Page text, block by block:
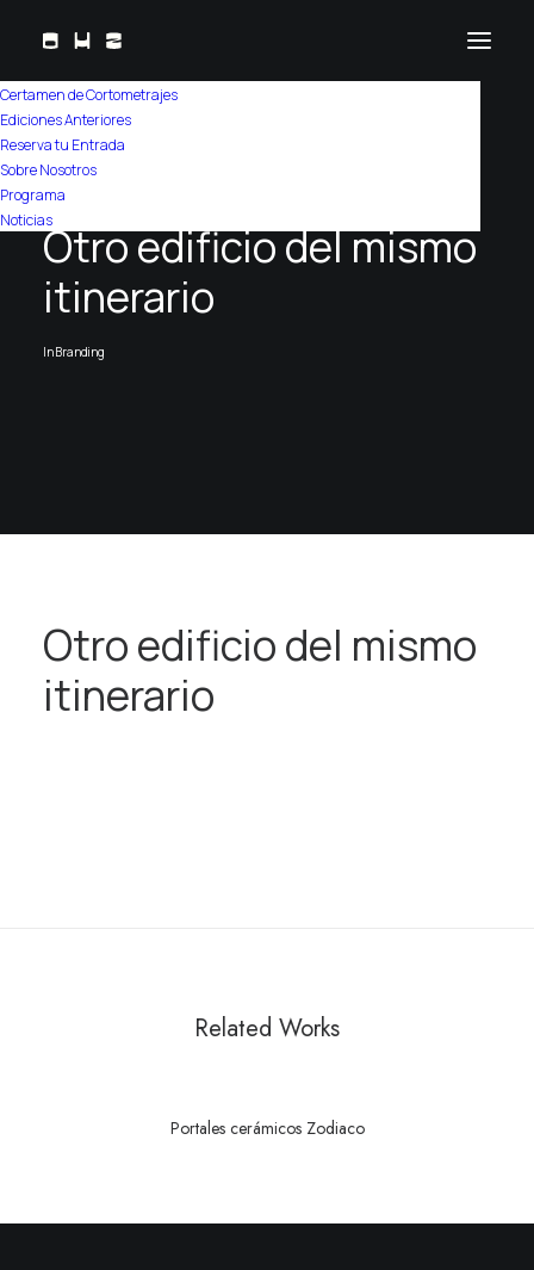
Certamen de Cortometrajes
Ediciones Anteriores
Reserva tu Entrada
Sobre Nosotros
Programa
NoticiasOtro edificio del mismo
itinerario
InBranding
Otro edificio del mismo
itinerario
Related Works
Portales cerámicos Zodiaco